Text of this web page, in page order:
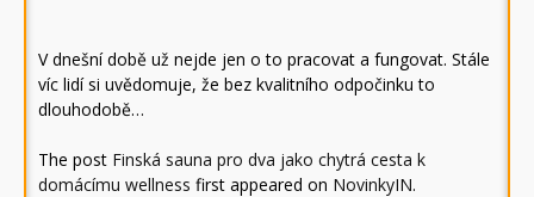
V dnešní době už nejde jen o to pracovat a fungovat. Stále
víc lidí si uvědomuje, že bez kvalitního odpočinku to
dlouhodobě…
The post Finská sauna pro dva jako chytrá cesta k
domácímu wellness first appeared on NovinkyIN.